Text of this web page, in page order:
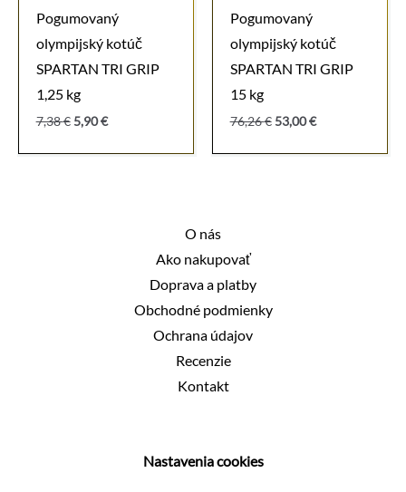
Pogumovaný
olympijský kotúč
SPARTAN TRI GRIP
1,25 kg
7,38€ Pôvodná
bola:
5,90€Aktuálna
je:
Pogumovaný
olympijský kotúč
SPARTAN TRI GRIP
15 kg
76,26€ Pôvodná
bola:
53,00€Aktuálna
je:
O nás
Ako nakupovať
Doprava a platby
Obchodné podmienky
Ochrana údajov
Recenzie
Kontakt
Nastavenia cookies